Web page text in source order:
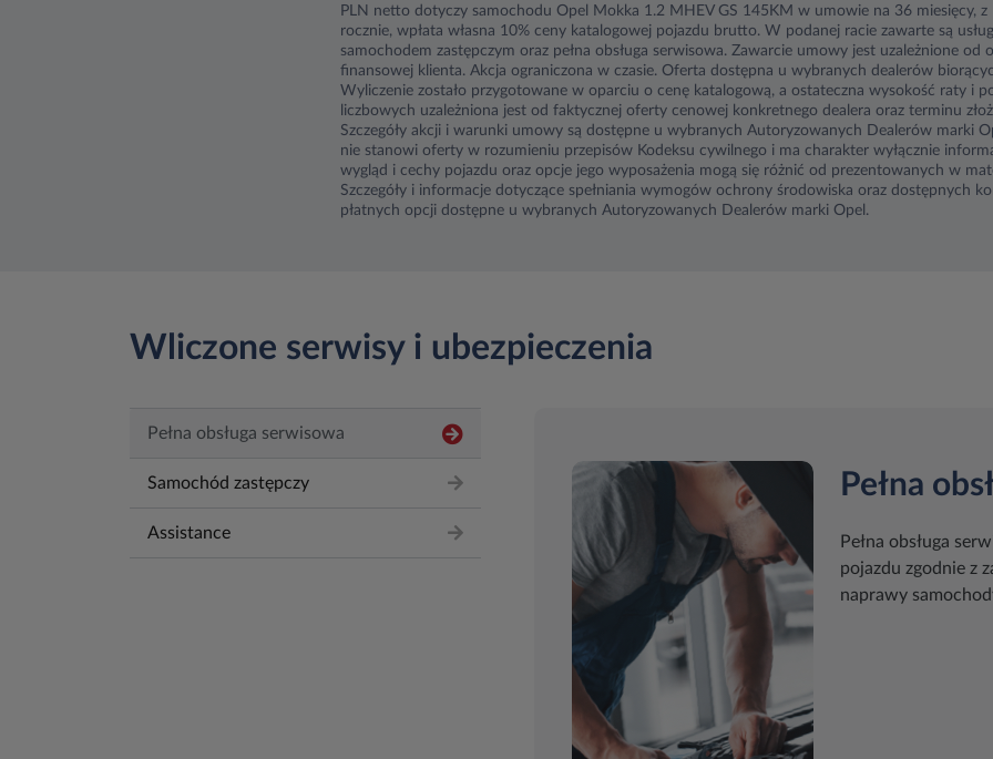
PLN netto dotyczy samochodu Opel Mokka 1.2 MHEV GS 145KM w umowie na 36 miesięcy,
rocznie, wpłata własna 10% ceny katalogowej pojazdu brutto. W podanej racie zawarte są
samochodem zastępczym oraz pełna obsługa serwisowa. Zawarcie umowy jest uzależnione od
finansowej klienta. Akcja ograniczona w czasie. Oferta dostępna u wybranych dealerów
Wyliczenie zostało przygotowane w oparciu o cenę katalogową, a ostateczna wysokość raty i
liczbowych uzależniona jest od faktycznej oferty cenowej konkretnego dealera oraz terminu
Szczegóły akcji i warunki umowy są dostępne u wybranych Autoryzowanych Dealerów marki
nie stanowi oferty w rozumieniu przepisów Kodeksu cywilnego i ma charakter wyłącznie
wygląd i cechy pojazdu oraz opcje jego wyposażenia mogą się różnić od prezentowanych w
Szczegóły i informacje dotyczące spełniania wymogów ochrony środowiska oraz dostępnych
płatnych opcji dostępne u wybranych Autoryzowanych Dealerów marki Opel.
Wliczone serwisy i ubezpieczenia
Pełna obsługa serwisowa
Samochód zastępczy
Assistance
Pełna
Pełna obsługa
pojazdu zgodnie z
naprawy